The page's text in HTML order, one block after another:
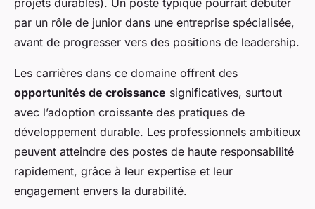
par un rôle de junior dans une entreprise spécialisée,
avant de progresser vers des positions de leadership.
Les carrières dans ce domaine offrent des
opportunités de croissance significatives, surtout
avec l’adoption croissante des pratiques de
développement durable. Les professionnels ambitieux
peuvent atteindre des postes de haute responsabilité
rapidement, grâce à leur expertise et leur
engagement envers la durabilité.